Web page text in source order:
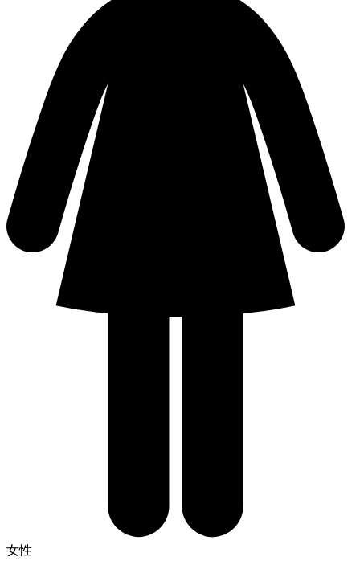
女性